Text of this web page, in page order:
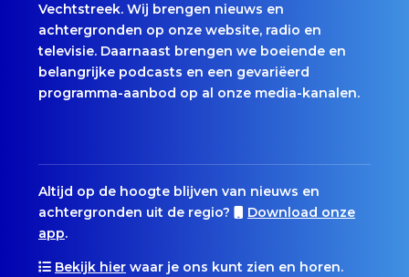
Vechtstreek. Wij brengen nieuws en
achtergronden op onze website, radio en
televisie. Daarnaast brengen we boeiende en
belangrijke podcasts en een gevariëerd
programma-aanbod op al onze media-kanalen.
Altijd op de hoogte blijven van nieuws en
achtergronden uit de regio?
Download onze
app.
Bekijk hier waar je ons kunt zien en horen.